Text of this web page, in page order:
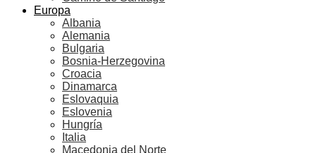
Europa
Albania
Alemania
Bulgaria
Bosnia-Herzegovina
Croacia
Dinamarca
Eslovaquia
Eslovenia
Hungría
Italia
Macedonia del Norte